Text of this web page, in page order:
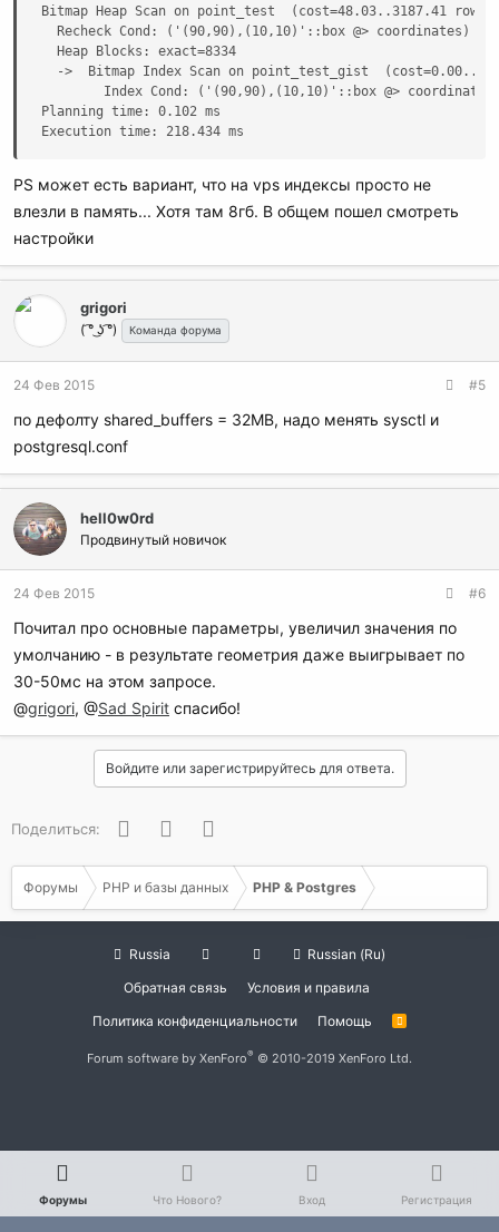
Bitmap Heap Scan on point_test  (cost=48.03..3187.41
  Recheck Cond: ('(90,90),(10,10)'::box @> coordinates)
  Heap Blocks: exact=8334
->  Bitmap Index Scan on point_test_gist
Index Cond: ('(90,90),(10,10)'::box @>
Planning time: 0.102 ms
Execution time: 218.434 ms
PS может есть вариант, что на vps индексы просто не
влезли в память... Хотя там 8гб. В общем пошел смотреть
настройки
grigori
( ͡° ͜ʖ ͡°) Команда форума
24 Фев 2015 #5
по дефолту shared_buffers = 32MB, надо менять sysctl и
postgresql.conf
hell0w0rd
Продвинутый новичок
24 Фев 2015 #6
Почитал про основные параметры, увеличил значения по
умолчанию - в результате геометрия даже выигрывает по
30-50мс на этом запросе.
@grigori, @Sad Spirit спасибо!
Войдите или зарегистрируйтесь для ответа.
Поделиться: FacebookTwitter
Форумы PHP и базы данных PHP & Postgres
Russia
Russian (Ru)
Обратная связь
Условия и правила
Политика конфиденциальности
Помощь
R
Forum software by XenForo® © 2010-2019 XenForo Ltd.
Форумы Что Нового? Вход Регистрация